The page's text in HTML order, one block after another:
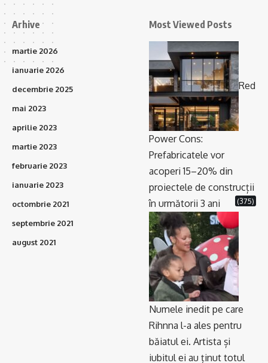
Arhive
martie 2026
ianuarie 2026
decembrie 2025
mai 2023
aprilie 2023
martie 2023
februarie 2023
ianuarie 2023
octombrie 2021
septembrie 2021
august 2021
Most Viewed Posts
Red
Power Cons:
Prefabricatele vor
acoperi 15–20% din
proiectele de construcții
în următorii 3 ani
(375)
Numele inedit pe care
Rihnna l-a ales pentru
băiatul ei. Artista și
iubitul ei au ținut totul